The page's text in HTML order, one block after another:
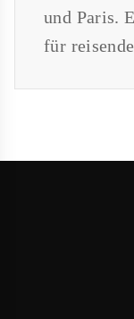
und Paris.
für